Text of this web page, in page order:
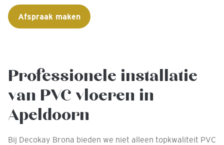
Afspraak maken
Professionele installatie
van PVC vloeren in
Apeldoorn
Bij Decokay Brona bieden we niet alleen topkwaliteit PVC